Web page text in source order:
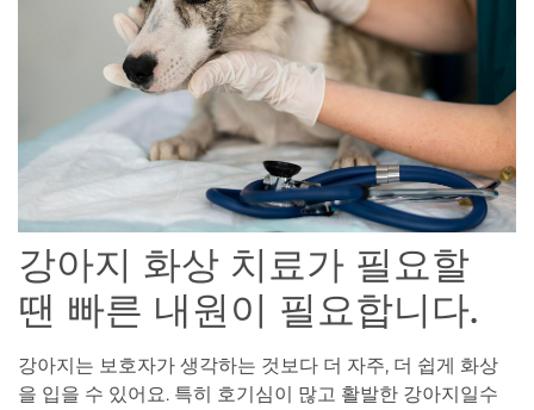
강아지 화상 치료가 필요할
땐 빠른 내원이 필요합니다.
강아지는 보호자가 생각하는 것보다 더 자주, 더 쉽게 화상
을 입을 수 있어요. 특히 호기심이 많고 활발한 강아지일수